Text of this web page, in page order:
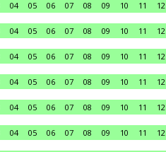
04 05 06 07 08 09 10 11 12
04 05 06 07 08 09 10 11 12
04 05 06 07 08 09 10 11 12
04 05 06 07 08 09 10 11 12
04 05 06 07 08 09 10 11 12
04 05 06 07 08 09 10 11 12